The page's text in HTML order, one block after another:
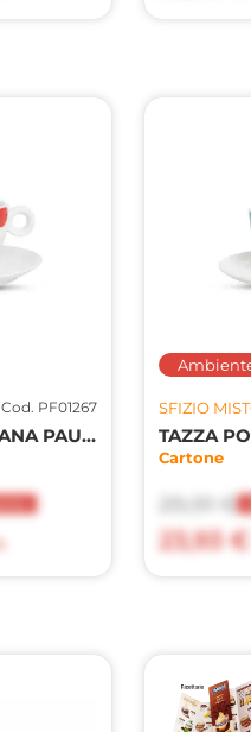
Cod. PF01267
TAZZA PORCELLANA PAUSA 150CC 12PZ
Cartone
29,91 €
23,93 €